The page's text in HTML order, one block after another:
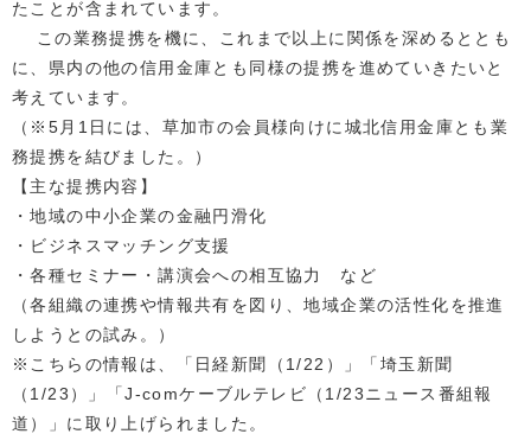
たことが含まれています。
この業務提携を機に、これまで以上に関係を深めるととも
に、県内の他の信用金庫とも同様の提携を進めていきたいと
考えています。
（※5月1日には、草加市の会員様向けに城北信用金庫とも業
務提携を結びました。）
【主な提携内容】
・地域の中小企業の金融円滑化
・ビジネスマッチング支援
・各種セミナー・講演会への相互協力 など
（各組織の連携や情報共有を図り、地域企業の活性化を推進
しようとの試み。）
※こちらの情報は、「日経新聞（1/22）」「埼玉新聞
（1/23）」「J-comケーブルテレビ（1/23ニュース番組報
道）」に取り上げられました。